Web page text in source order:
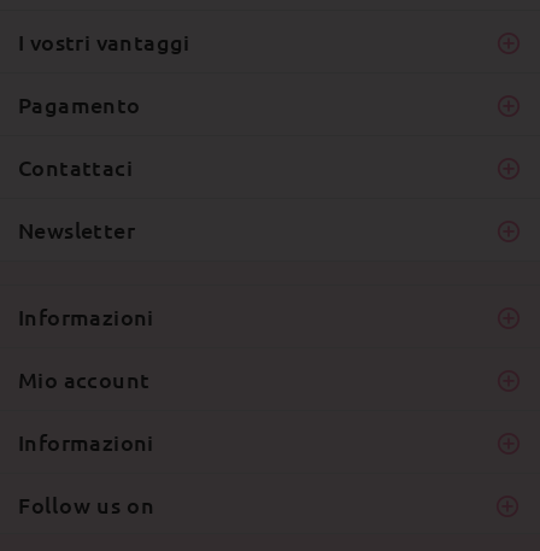
I vostri vantaggi
Pagamento
Contattaci
Newsletter
Informazioni
Mio account
Informazioni
Follow us on